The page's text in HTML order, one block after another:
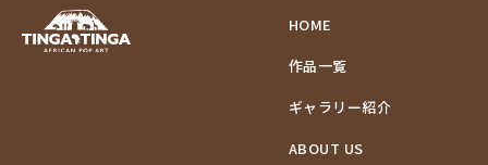
HOME
作品一覧
ギャラリー紹介
ABOUT US